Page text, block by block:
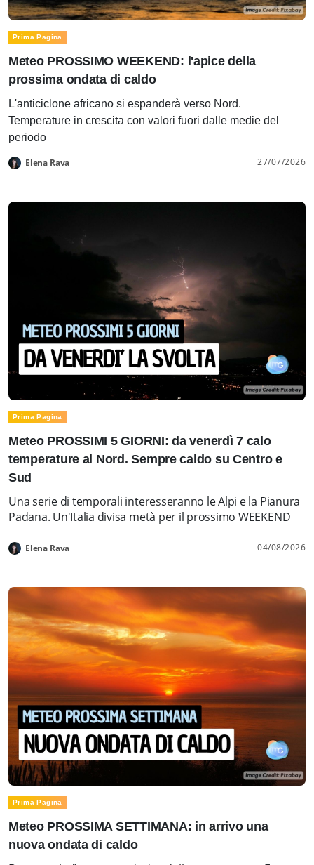
Prima Pagina
Meteo PROSSIMO WEEKEND: l'apice della
prossima ondata di caldo
L'anticiclone africano si espanderà verso Nord.
Temperature in crescita con valori fuori dalle medie del
periodo
Elena Rava 27/07/2026
Prima Pagina
Meteo PROSSIMI 5 GIORNI: da venerdì 7 calo
temperature al Nord. Sempre caldo su Centro e
Sud
Una serie di temporali interesseranno le Alpi e la Pianura
Padana. Un'Italia divisa metà per il prossimo WEEKEND
Elena Rava 04/08/2026
Prima Pagina
Meteo PROSSIMA SETTIMANA: in arrivo una
nuova ondata di caldo